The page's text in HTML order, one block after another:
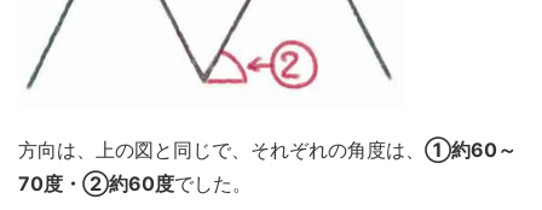
方向は、上の図と同じで、それぞれの角度は、 ①約60～
70度・②約60度でした。